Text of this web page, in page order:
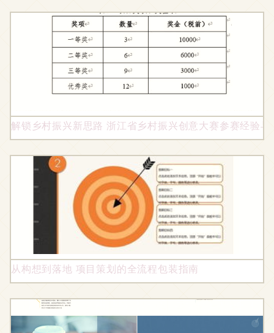
解锁乡村振兴新思路 浙江省乡村振兴创意大赛参赛经验
从构想到落地 项目策划的全流程包装指南